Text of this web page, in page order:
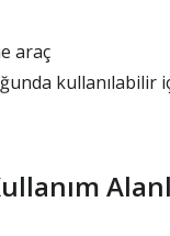
araç
kullanılabilir